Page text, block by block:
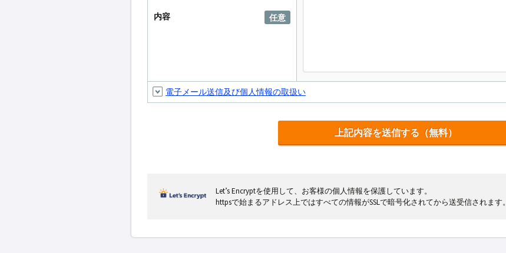
内容 任意
電子メール送信及び個人情報の取扱い
Let’s Encryptを使用して、お客様の個人情報を保護しています。
httpsで始まるアドレス上ではすべての情報がSSLで暗号化されてから送受信されます。